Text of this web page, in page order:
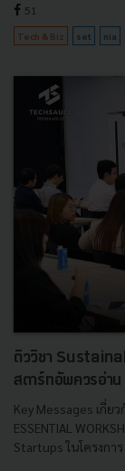
51
Tech & Biz set nia
ติววิชา
สตาร์ทอัพควรอ่าน
Key Messages เกี่ย
ESSENTIAL
Startups ในโครงการ